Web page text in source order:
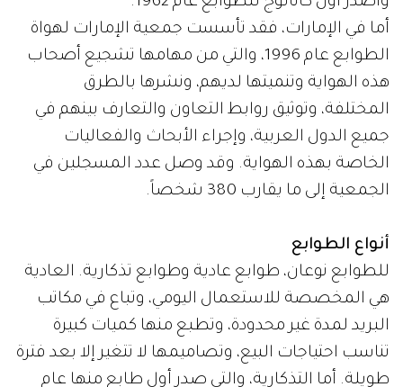
أما في الإمارات، فقد تأسست جمعية الإمارات لهواة
الطوابع عام 1996، والتي من مهامها تشجيع أصحاب
هذه الهواية وتنميتها لديهم، ونشرها بالطرق
المختلفة، وتوثيق روابط التعاون والتعارف بينهم في
جميع الدول العربية، وإجراء الأبحاث والفعاليات
الخاصة بهذه الهواية. وقد وصل عدد المسجلين في
الجمعية إلى ما يقارب 380 شخصاً.
أنواع الطوابع
للطوابع نوعان، طوابع عادية وطوابع تذكارية. العادية
هي المخصصة للاستعمال اليومي، وتباع في مكاتب
البريد لمدة غير محدودة، وتطبع منها كميات كبيرة
تناسب احتياجات البيع، وتصاميمها لا تتغير إلا بعد فترة
طويلة. أما التذكارية، والتي صدر أول طابع منها عام